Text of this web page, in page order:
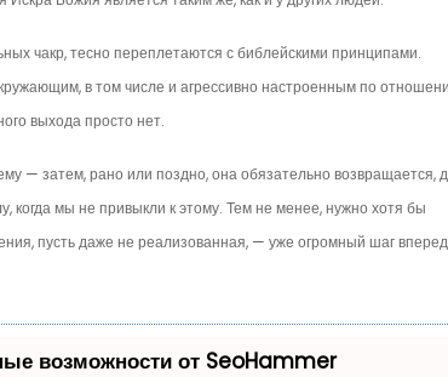
чакр, тесно переплетаются с биб­лейскими принципами.
в том числе и агрессивно настроенным по
выхода просто нет.
— затем, рано или поздно, она обязательно возвращается,
когда мы не привыкли к этому. Тем не менее, нужно хотя бы
пусть даже не реализованная, — уже огромный шаг
возможности от SeoHammer